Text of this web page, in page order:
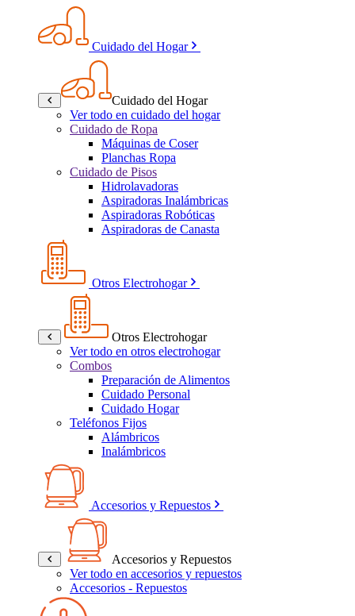
Cuidado del Hogar
Cuidado del Hogar
Ver todo en cuidado del hogar
Cuidado de Ropa
Máquinas de Coser
Planchas Ropa
Cuidado de Pisos
Hidrolavadoras
Aspiradoras Inalámbricas
Aspiradoras Robóticas
Aspiradoras de Canasta
Otros Electrohogar
Otros Electrohogar
Ver todo en otros electrohogar
Combos
Preparación de Alimentos
Cuidado Personal
Cuidado Hogar
Teléfonos Fijos
Alámbricos
Inalámbricos
Accesorios y Repuestos
Accesorios y Repuestos
Ver todo en accesorios y repuestos
Accesorios - Repuestos